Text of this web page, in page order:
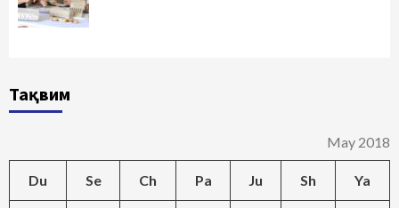
Тақвим
May 2018
Du Se Ch Pa Ju Sh Ya